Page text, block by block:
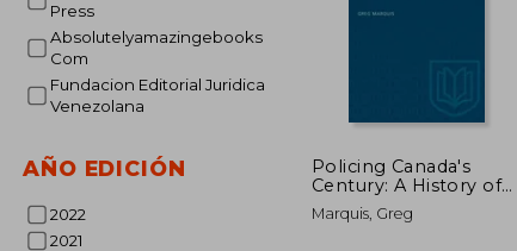
Press
Absolutelyamazingebooks
Com
Fundacion Editorial Juridica
Venezolana
AÑO EDICIÓN
2022
2021
Policing Canada's
Century: A History of
Canadian Association
of Chiefs of Police (en
Marquis, Greg